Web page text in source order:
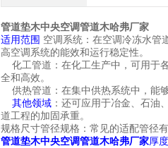
管道垫木中央空调管道木哈弗厂家
适用范围 空调系统：在空调冷冻水管
高空调系统的能效和运行稳定性。
化工管道：在化工生产中，可用于
全和高效。
供热管道：在集中供热系统中，能
其他领域 ：还可应用于冶金、石油
道工程的加固承重。
规格尺寸管径规格：常见的适配管径
管道垫木中央空调管道木哈弗厂家厚